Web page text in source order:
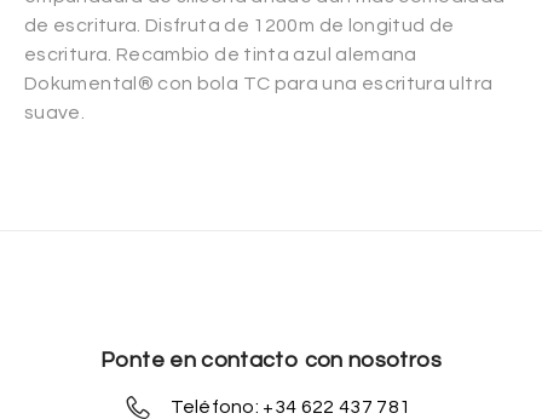
de escritura. Disfruta de 1200m de longitud de
escritura. Recambio de tinta azul alemana
Dokumental® con bola TC para una escritura ultra
suave.
Ponte en contacto con nosotros
Teléfono: +34 622 437 781